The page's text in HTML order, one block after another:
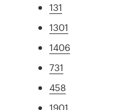
131
1301
1406
731
458
1901